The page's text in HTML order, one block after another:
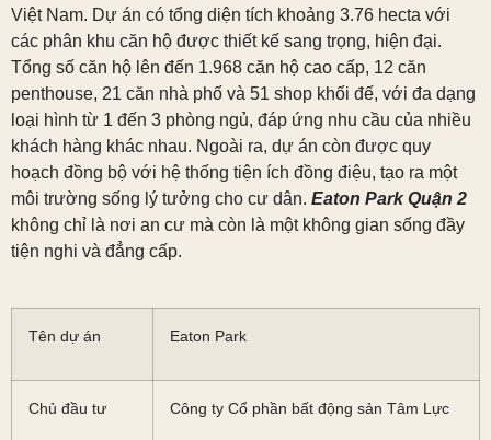
Việt Nam. Dự án có tổng diện tích khoảng 3.76 hecta với
các phân khu căn hộ được thiết kế sang trọng, hiện đại.
Tổng số căn hộ lên đến 1.968 căn hộ cao cấp, 12 căn
penthouse, 21 căn nhà phố và 51 shop khối đế, với đa dạng
loại hình từ 1 đến 3 phòng ngủ, đáp ứng nhu cầu của nhiều
khách hàng khác nhau. Ngoài ra, dự án còn được quy
hoạch đồng bộ với hệ thống tiện ích đồng điệu, tạo ra một
môi trường sống lý tưởng cho cư dân. Eaton Park Quận 2
không chỉ là nơi an cư mà còn là một không gian sống đầy
tiện nghi và đẳng cấp.
Tên dự án Eaton Park
Chủ đầu tư Công ty Cổ phần bất động sản Tâm Lực